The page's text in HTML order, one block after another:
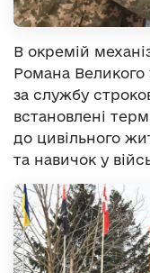
В окремій
Романа Великого
за службу
встановлені
до цивільного
та навичок у